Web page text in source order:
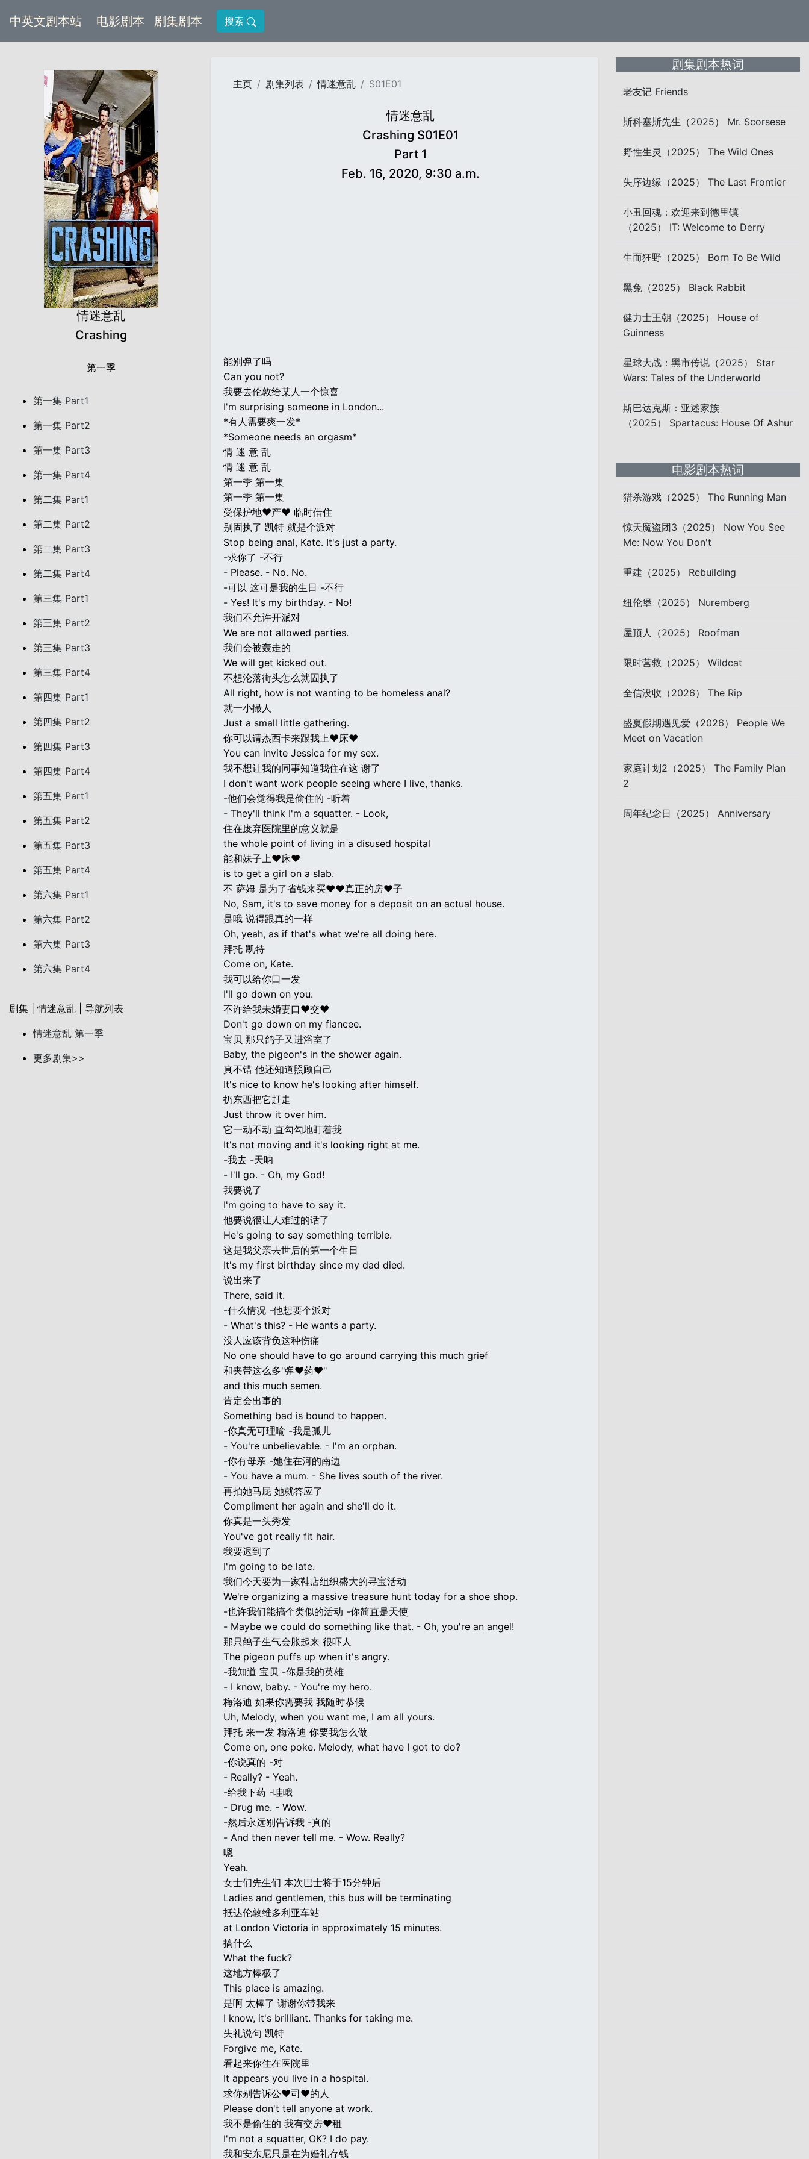
中英文剧本站 电影剧本 (current)
剧集剧本 (current)
搜索
情迷意乱
Crashing
第一季
第一集 Part1
第一集 Part2
第一集 Part3
第一集 Part4
第二集 Part1
第二集 Part2
第二集 Part3
第二集 Part4
第三集 Part1
第三集 Part2
第三集 Part3
第三集 Part4
第四集 Part1
第四集 Part2
第四集 Part3
第四集 Part4
第五集 Part1
第五集 Part2
第五集 Part3
第五集 Part4
第六集 Part1
第六集 Part2
第六集 Part3
第六集 Part4
剧集 | 情迷意乱 | 导航列表
情迷意乱 第一季
更多剧集>>
主页 剧集列表 情迷意乱 S01E01
情迷意乱
Crashing S01E01
Part 1
Feb. 16, 2020, 9:30 a.m.
能别弹了吗
Can you not?
我要去伦敦给某人一个惊喜
I'm surprising someone in London...
*有人需要爽一发*
*Someone needs an orgasm*
情 迷 意 乱
情 迷 意 乱
第一季 第一集
第一季 第一集
受保护地♥产♥ 临时借住
别固执了 凯特 就是个派对
Stop being anal, Kate. It's just a party.
-求你了 -不行
- Please. - No. No.
-可以 这可是我的生日 -不行
- Yes! It's my birthday. - No!
我们不允许开派对
We are not allowed parties.
我们会被轰走的
We will get kicked out.
不想沦落街头怎么就固执了
All right, how is not wanting to be homeless anal?
就一小撮人
Just a small little gathering.
你可以请杰西卡来跟我上♥床♥
You can invite Jessica for my sex.
我不想让我的同事知道我住在这 谢了
I don't want work people seeing where I live, thanks.
-他们会觉得我是偷住的 -听着
- They'll think I'm a squatter. - Look,
住在废弃医院里的意义就是
the whole point of living in a disused hospital
能和妹子上♥床♥
is to get a girl on a slab.
不 萨姆 是为了省钱来买♥♥真正的房♥子
No, Sam, it's to save money for a deposit on an actual house.
是哦 说得跟真的一样
Oh, yeah, as if that's what we're all doing here.
拜托 凯特
Come on, Kate.
我可以给你口一发
I'll go down on you.
不许给我未婚妻口♥交♥
Don't go down on my fiancee.
宝贝 那只鸽子又进浴室了
Baby, the pigeon's in the shower again.
真不错 他还知道照顾自己
It's nice to know he's looking after himself.
扔东西把它赶走
Just throw it over him.
它一动不动 直勾勾地盯着我
It's not moving and it's looking right at me.
-我去 -天呐
- I'll go. - Oh, my God!
我要说了
I'm going to have to say it.
他要说很让人难过的话了
He's going to say something terrible.
这是我父亲去世后的第一个生日
It's my first birthday since my dad died.
说出来了
There, said it.
-什么情况 -他想要个派对
- What's this? - He wants a party.
没人应该背负这种伤痛
No one should have to go around carrying this much grief
和夹带这么多"弹♥药♥"
and this much semen.
肯定会出事的
Something bad is bound to happen.
-你真无可理喻 -我是孤儿
- You're unbelievable. - I'm an orphan.
-你有母亲 -她住在河的南边
- You have a mum. - She lives south of the river.
再拍她马屁 她就答应了
Compliment her again and she'll do it.
你真是一头秀发
You've got really fit hair.
我要迟到了
I'm going to be late.
我们今天要为一家鞋店组织盛大的寻宝活动
We're organizing a massive treasure hunt today for a shoe shop.
-也许我们能搞个类似的活动 -你简直是天使
- Maybe we could do something like that. - Oh, you're an angel!
那只鸽子生气会胀起来 很吓人
The pigeon puffs up when it's angry.
-我知道 宝贝 -你是我的英雄
- I know, baby. - You're my hero.
梅洛迪 如果你需要我 我随时恭候
Uh, Melody, when you want me, I am all yours.
拜托 来一发 梅洛迪 你要我怎么做
Come on, one poke. Melody, what have I got to do?
-你说真的 -对
- Really? - Yeah.
-给我下药 -哇哦
- Drug me. - Wow.
-然后永远别告诉我 -真的
- And then never tell me. - Wow. Really?
嗯
Yeah.
女士们先生们 本次巴士将于15分钟后
Ladies and gentlemen, this bus will be terminating
抵达伦敦维多利亚车站
at London Victoria in approximately 15 minutes.
搞什么
What the fuck?
这地方棒极了
This place is amazing.
是啊 太棒了 谢谢你带我来
I know, it's brilliant. Thanks for taking me.
失礼说句 凯特
Forgive me, Kate.
看起来你住在医院里
It appears you live in a hospital.
求你别告诉公♥司♥的人
Please don't tell anyone at work.
我不是偷住的 我有交房♥租
I'm not a squatter, OK? I do pay.
我和安东尼只是在为婚礼存钱
剧集剧本热词
老友记 Friends
斯科塞斯先生（2025） Mr. Scorsese
野性生灵（2025） The Wild Ones
失序边缘（2025） The Last Frontier
小丑回魂：欢迎来到德里镇
（2025） IT: Welcome to Derry
生而狂野（2025） Born To Be Wild
黑兔（2025） Black Rabbit
健力士王朝（2025） House of
Guinness
星球大战：黑市传说（2025） Star
Wars: Tales of the Underworld
斯巴达克斯：亚述家族
（2025） Spartacus: House Of Ashur
电影剧本热词
猎杀游戏（2025） The Running Man
惊天魔盗团3（2025） Now You See
Me: Now You Don't
重建（2025） Rebuilding
纽伦堡（2025） Nuremberg
屋顶人（2025） Roofman
限时营救（2025） Wildcat
全信没收（2026） The Rip
盛夏假期遇见爱（2026） People We
Meet on Vacation
家庭计划2（2025） The Family Plan
2
周年纪念日（2025） Anniversary